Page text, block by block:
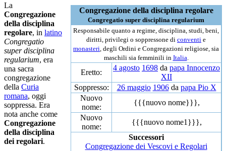
Congregazione della disciplina regolare
Congregatio super disciplina regularium
Responsabile quanto a regime, disciplina, studi, beni,
diritti, privilegi o soppressone di conventi e
monasteri , degli Ordini e Congregazioni religiose, sia
maschili sia femminili in Italia
Eretto:
4 agosto 1698 da papa Innocenzo
XII
Soppresso:
26 maggio 1906da papa Pio X
Nuovo
nome:
{{{nuovo nome}}},
Nuovo
nome:
{{{nuovo nome1}}},
Successori
Congregazione dei Vescovi e Regolari
La
Congregazione
della disciplina
regolare, in latino
Congregatio
super disciplina
regularium, era
una sacra
congregazione
della Curia
romana, oggi
soppressa. Era
nota anche come
Congregazione
della disciplina
dei regolari.